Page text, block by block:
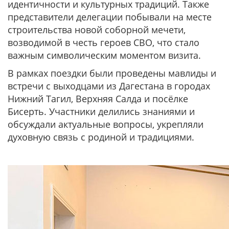
идентичности и культурных традиций. Также
представители делегации побывали на месте
строительства новой соборной мечети,
возводимой в честь героев СВО, что стало
важным символическим моментом визита.
В рамках поездки были проведены мавлиды и
встречи с выходцами из Дагестана в городах
Нижний Тагил, Верхняя Салда и посёлке
Бисерть. Участники делились знаниями и
обсуждали актуальные вопросы, укрепляли
духовную связь с родиной и традициями.